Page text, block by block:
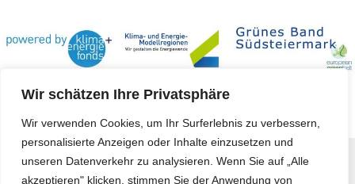
Wir schätzen Ihre Privatsphäre
Wir verwenden Cookies, um Ihr Surferlebnis zu verbessern,
personalisierte Anzeigen oder Inhalte einzusetzen und
unseren Datenverkehr zu analysieren. Wenn Sie auf „Alle
akzeptieren" klicken, stimmen Sie der Anwendung von
Copyright © 2023 -Koerbler GmbH